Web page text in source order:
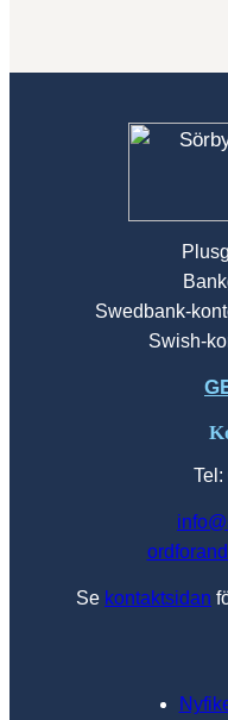
Swedbank-
Swish-
Se kontaktsidan